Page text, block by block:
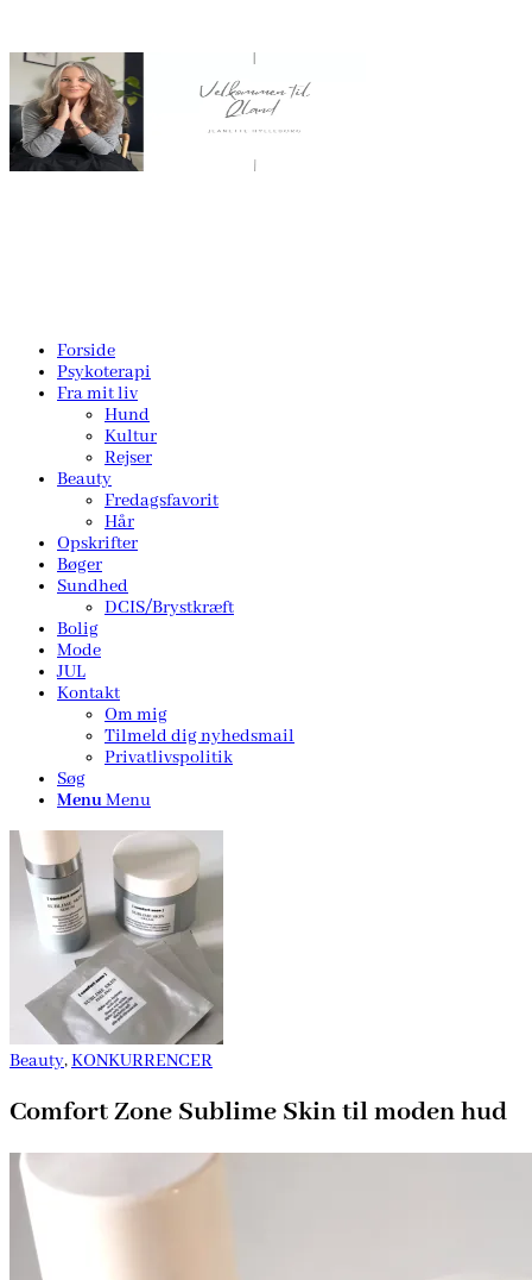
Forside
Psykoterapi
Fra mit liv
Hund
Kultur
Rejser
Beauty
Fredagsfavorit
Hår
Opskrifter
Bøger
Sundhed
DCIS/Brystkræft
Bolig
Mode
JUL
Kontakt
Om mig
Tilmeld dig nyhedsmail
Privatlivspolitik
Søg
MenuMenu
Beauty,KONKURRENCER
Comfort Zone Sublime Skin til moden hud